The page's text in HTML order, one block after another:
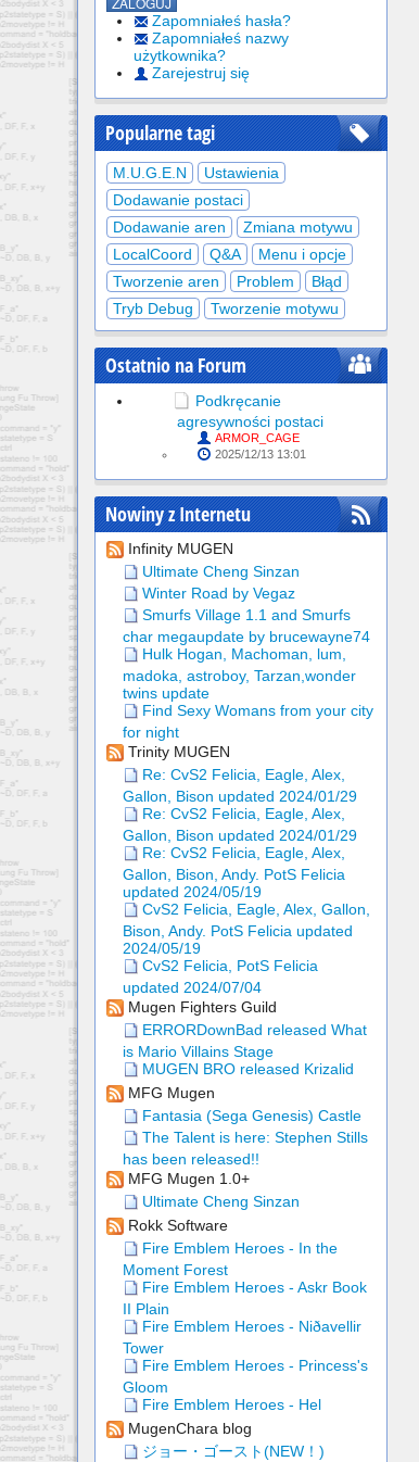
Zapomniałeś hasła?
Zapomniałeś nazwy
użytkownika?
Zarejestruj się
Popularne tagi
M.U.G.E.N
Ustawienia
Dodawanie postaci
Dodawanie aren
Zmiana motywu
LocalCoord
Q&A
Menu i opcje
Tworzenie aren
Problem
Błąd
Tryb Debug
Tworzenie motywu
Ostatnio na Forum
Podkręcanie
agresywności postaci
ARMOR_CAGE
2025/12/13 13:01
Nowiny z Internetu
Infinity MUGEN
Ultimate Cheng Sinzan
Winter Road by Vegaz
Smurfs Village 1.1 and Smurfs
char megaupdate by brucewayne74
Hulk Hogan, Machoman, lum,
madoka, astroboy, Tarzan,wonder
twins update
Find Sexy Womans from your city
for night
Trinity MUGEN
Re: CvS2 Felicia, Eagle, Alex,
Gallon, Bison updated 2024/01/29
Re: CvS2 Felicia, Eagle, Alex,
Gallon, Bison updated 2024/01/29
Re: CvS2 Felicia, Eagle, Alex,
Gallon, Bison, Andy. PotS Felicia
updated 2024/05/19
CvS2 Felicia, Eagle, Alex, Gallon,
Bison, Andy. PotS Felicia updated
2024/05/19
CvS2 Felicia, PotS Felicia
updated 2024/07/04
Mugen Fighters Guild
ERRORDownBad released What
is Mario Villains Stage
MUGEN BRO released Krizalid
MFG Mugen
Fantasia (Sega Genesis) Castle
The Talent is here: Stephen Stills
has been released!!
MFG Mugen 1.0+
Ultimate Cheng Sinzan
Rokk Software
Fire Emblem Heroes - In the
Moment Forest
Fire Emblem Heroes - Askr Book
II Plain
Fire Emblem Heroes - Niðavellir
Tower
Fire Emblem Heroes - Princess's
Gloom
Fire Emblem Heroes - Hel
MugenChara blog
ジョー・ゴースト(NEW！)